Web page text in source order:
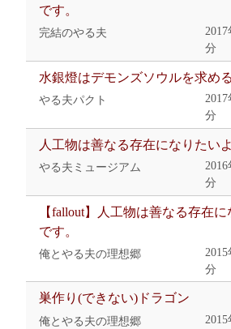
です。
完結のやる夫
分
水銀燈はデモンズソウルを求め
やる夫パクト
分
人工物は善なる存在になりたい
やる夫ミュージアム
分
【fallout】人工物は善なる存在
です。
俺とやる夫の理想郷
分
巣作り(できない)ドラゴン
俺とやる夫の理想郷